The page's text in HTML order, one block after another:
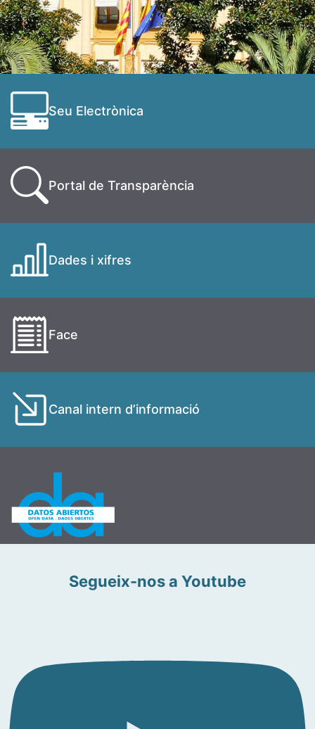
Seu Electrònica
Portal de Transparència
Dades i xifres
Face
Canal intern d’informació
Segueix-nos a Youtube